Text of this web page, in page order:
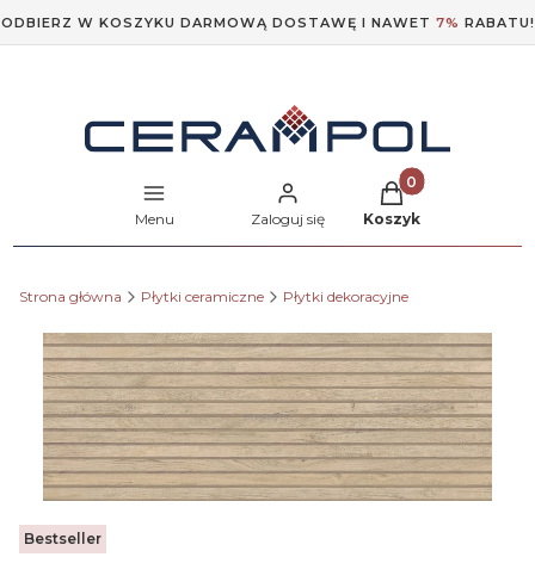
ODBIERZ W KOSZYKU DARMOWĄ DOSTAWĘ I NAWET 7% RABATU!
Menu Zaloguj się
Produkty w
Koszyk
Strona główna Płytki ceramiczne Płytki dekoracyjne
Etykiety
Bestseller